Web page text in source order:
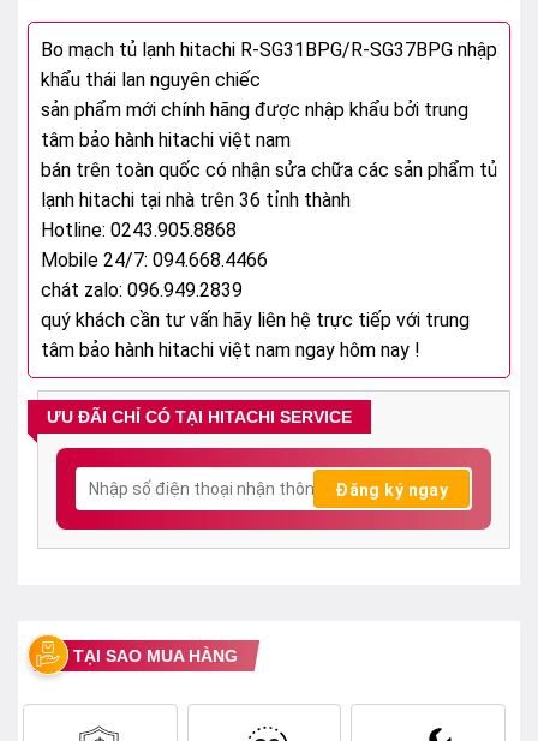
Bo mạch tủ lạnh hitachi R-SG31BPG/R-SG37BPG nhập
khẩu thái lan nguyên chiếc
sản phẩm mới chính hãng được nhập khẩu bởi trung
tâm bảo hành hitachi việt nam
bán trên toàn quốc có nhận sửa chữa các sản phẩm tủ
lạnh hitachi tại nhà trên 36 tỉnh thành
Hotline: 0243.905.8868
Mobile 24/7: 094.668.4466
chát zalo: 096.949.2839
quý khách cần tư vấn hãy liên hệ trực tiếp với trung
tâm bảo hành hitachi việt nam ngay hôm nay !
ƯU ĐÃI CHỈ CÓ TẠI HITACHI SERVICE
TẠI SAO MUA HÀNG